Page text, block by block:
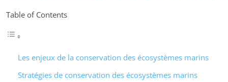
Table of Contents
Les enjeux de la conservation des écosystèmes marins
Stratégies de conservation des écosystèmes marins